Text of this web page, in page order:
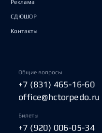
Реклама
СДЮШОР
Контакты
Общие вопросы
+7 (831) 465-16-60
office@hctorpedo.ru
Билеты
+7 (920) 006-05-34